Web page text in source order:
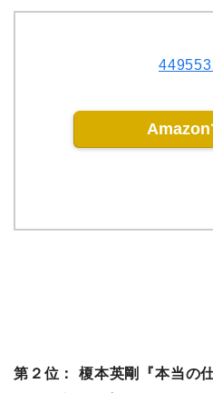
Amazon
第２位： 榎本英剛『本当の